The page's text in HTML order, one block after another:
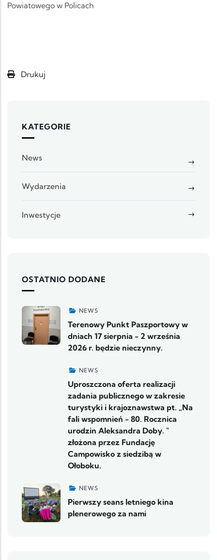
Powiatowego w Policach
Drukuj
KATEGORIE
News
Wydarzenia
Inwestycje
OSTATNIO DODANE
NEWS
Terenowy Punkt Paszportowy w
dniach 17 sierpnia - 2 września
2026 r. będzie nieczynny.
NEWS
Uproszczona oferta realizacji
zadania publicznego w zakresie
turystyki i krajoznawstwa pt. „Na
fali wspomnień - 80. Rocznica
urodzin Aleksandra Doby. "
złożona przez Fundację
Campowisko z siedzibą w
Ołoboku.
NEWS
Pierwszy seans letniego kina
plenerowego za nami